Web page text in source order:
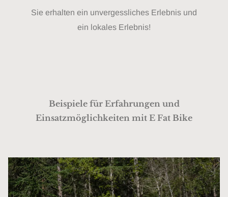
Sie erhalten ein unvergessliches Erlebnis und
ein lokales Erlebnis!
Beispiele für Erfahrungen und
Einsatzmöglichkeiten mit E Fat Bike